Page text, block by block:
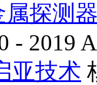
属探测
- 2019
亚技术